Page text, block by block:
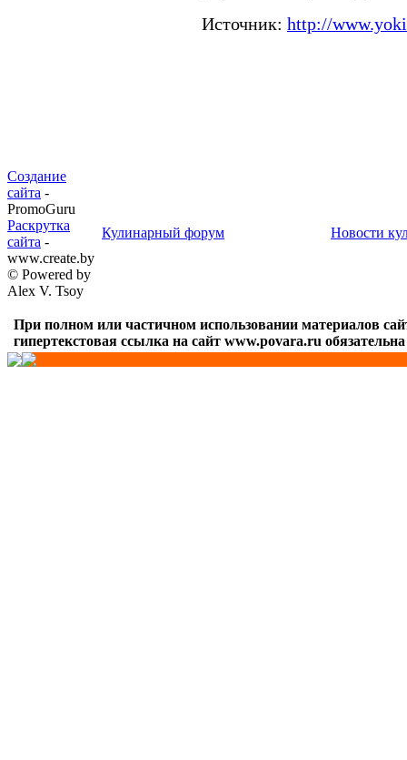
Источник: http://
Создание
сайта -
PromoGuru
Раскрутка
сайта -
www.create.by
© Powered by
Alex V. Tsoy
Кулинарный форум Новости
При полном или частичном использовании материалов
гипертекстовая ссылка на сайт www.povara.ru обязательна